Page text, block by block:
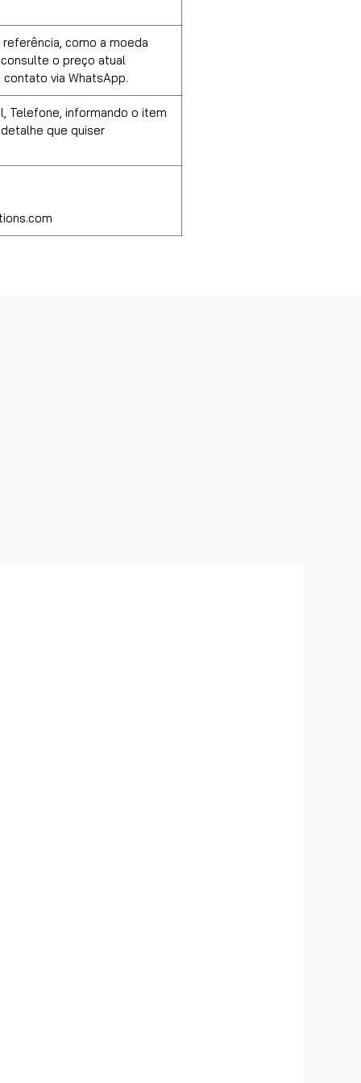
como a moeda
o preço atual
via WhatsApp.
Telefone, informando o item
que quiser